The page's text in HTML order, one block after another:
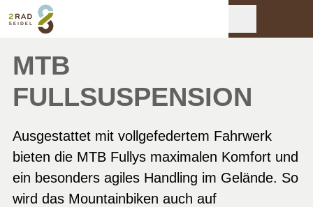
MTB
FULLSUSPENSION
Ausgestattet mit vollgefedertem Fahrwerk
bieten die MTB Fullys maximalen Komfort und
ein besonders agiles Handling im Gelände. So
wird das Mountainbiken auch auf